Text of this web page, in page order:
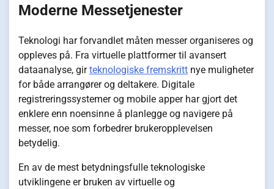
Moderne Messetjenester
Teknologi har forvandlet måten messer organiseres og
oppleves på. Fra virtuelle plattformer til avansert
dataanalyse, girteknologiske fremskritt nye muligheter
for både arrangører og deltakere. Digitale
registreringssystemer og mobile apper har gjort det
enklere enn noensinne å planlegge og navigere på
messer, noe som forbedrer brukeropplevelsen
betydelig.
En av de mest betydningsfulle teknologiske
utviklingene er bruken av virtuelle og